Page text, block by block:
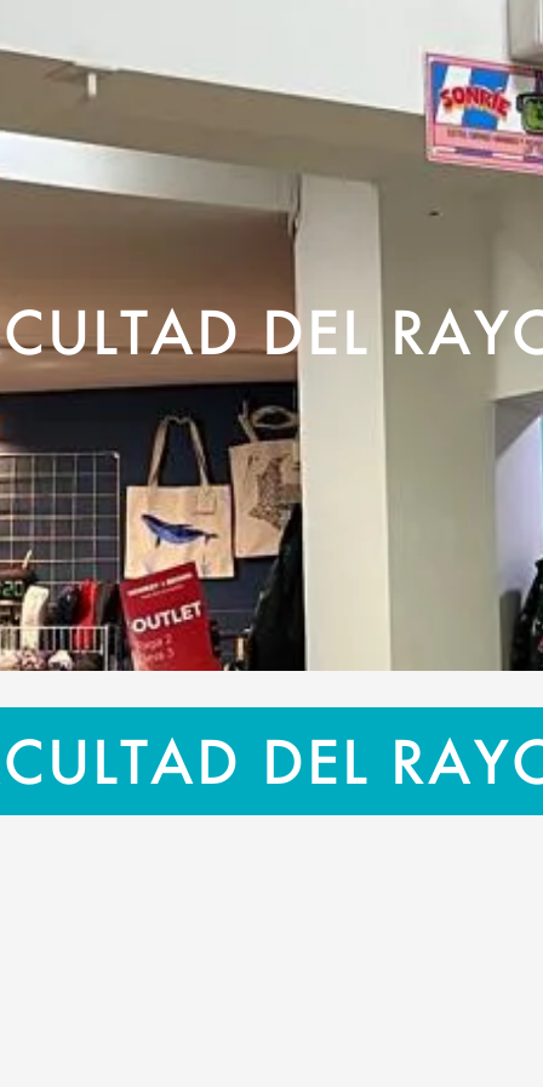
DEL
DEL